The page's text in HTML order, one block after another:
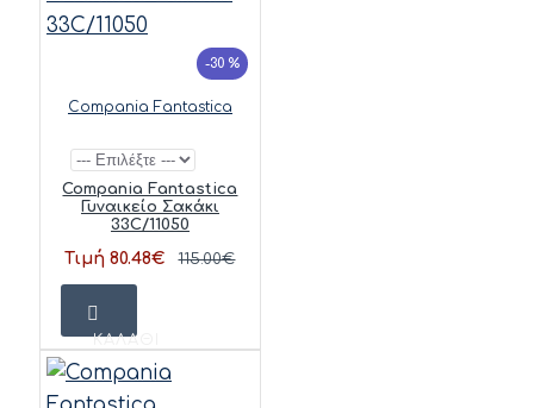
-30 %
Compania Fantastica
Compania Fantastica
Γυναικείο Σακάκι
33C/11050
Τιμή 80.48€ 115.00€
ΚΑΛΆΘΙ